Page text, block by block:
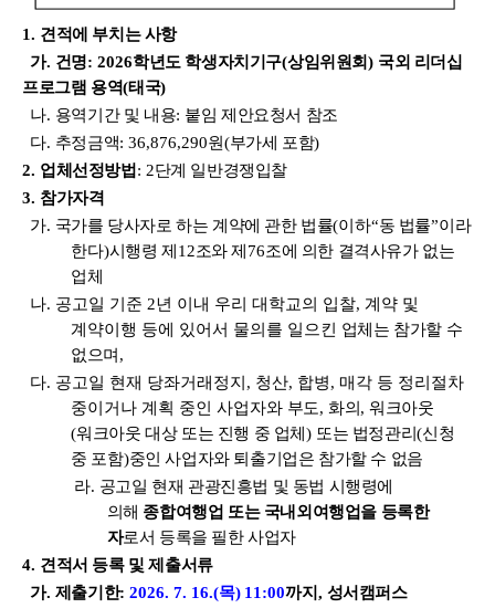
1. 견적에 부치는 사항
가. 건명: 2026학년도 학생자치기구(상임위원회) 국외 리더십
프로그램 용역(태국)
나. 용역기간 및 내용: 붙임 제안요청서 참조
다. 추정금액: 36,876,290원(부가세 포함)
2. 업체선정방법 : 2단계 일반경쟁입찰
3. 참가자격
가. 국가를 당사자로 하는 계약에 관한 법률(이하“동 법률”이라
한다)시행령 제 12조와 제 76조에 의한 결격사유가 없는
업체
나. 공고일 기준 2년 이내 우리 대학교의 입찰, 계약 및
계약이행 등에 있어서 물의를 일으킨 업체는 참가할 수
없으며 ,
다. 공고일 현재 당좌거래정지 , 청산, 합병, 매각 등 정리절차
중이거나 계획 중인 사업자와 부도, 화의 , 워크아웃
(워크아웃 대상 또는 진행 중 업체) 또는 법정관리(신청
중 포함)중인 사업자와 퇴출기업은 참가할 수 없음
라. 공고일 현재 관광진흥법 및 동법 시행령에
의해 종합여행업 또는 국내외여행업을 등록한
자로서 등록을 필한 사업자
4. 견적서 등록 및 제출서류
가. 제 출기한: 2026. 7. 16.(목) 11:00까지 , 성서캠퍼스